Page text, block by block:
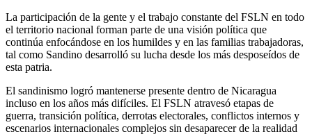
La participación de la gente y el trabajo constante del FSLN en todo
el territorio nacional forman parte de una visión política que
continúa enfocándose en los humildes y en las familias trabajadoras,
tal como Sandino desarrolló su lucha desde los más desposeídos de
esta patria.
El sandinismo logró mantenerse presente dentro de Nicaragua
incluso en los años más difíciles. El FSLN atravesó etapas de
guerra, transición política, derrotas electorales, conflictos internos y
escenarios internacionales complejos sin desaparecer de la realidad